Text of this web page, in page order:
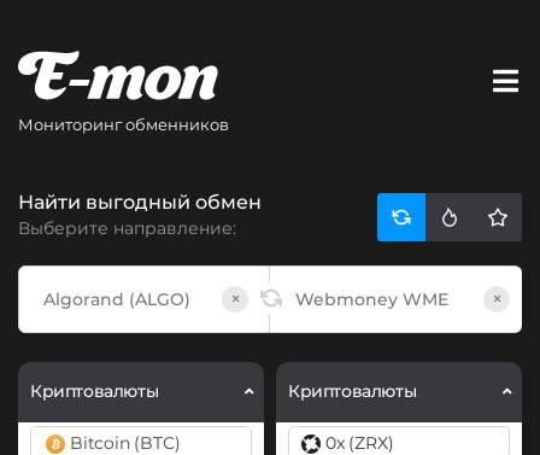
Мониторинг обменников
Найти выгодный обмен
Выберите направление:
× ×
Криптовалюты
Bitcoin (BTC)
Криптовалюты
0x (ZRX)